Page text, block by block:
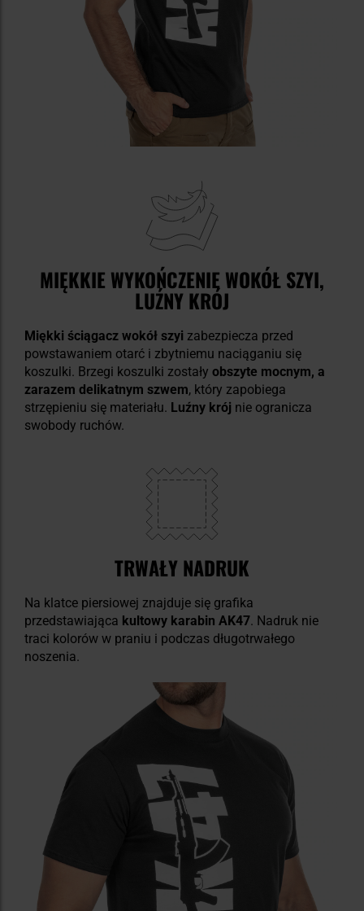
MIĘKKIE WYKOŃCZENIE WOKÓŁ SZYI,
LUŹNY KRÓJ
Miękki ściągacz wokół szyi zabezpiecza przed
powstawaniem otarć i zbytniemu naciąganiu się
koszulki. Brzegi koszulki zostały obszyte mocnym, a
zarazem delikatnym szwem, który zapobiega
strzępieniu się materiału. Luźny krój nie ogranicza
swobody ruchów.
TRWAŁY NADRUK
Na klatce piersiowej znajduje się grafika
przedstawiająca kultowy karabin AK47. Nadruk nie
traci kolorów w praniu i podczas długotrwałego
noszenia.